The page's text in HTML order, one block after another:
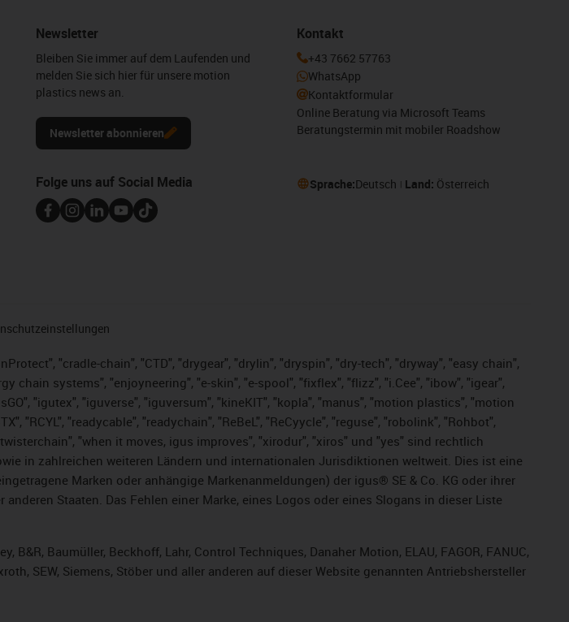
Newsletter
Bleiben Sie immer auf dem Laufenden und
melden Sie sich hier für unsere motion
plastics news an.
Newsletter abonnieren
Kontakt
+43 7662 57763
WhatsApp
Kontaktformular
Online Beratung via Microsoft Teams
Beratungstermin mit mobiler Roadshow
Folge uns auf Social Media Sprache:Deutsch Land: Österreich
"cradle-chain", "CTD", "drygear", "drylin", "dryspin", "dry-tech", "dryway", "easy chain",
chain systems", "enjoyneering", "e-skin", "e-spool", "fixflex", "flizz", "i.Cee", "ibow", "igear",
"igutex", "iguverse", "iguversum", "kineKIT", "kopla", "manus", "motion plastics", "motion
"RCYL", "readycable", "readychain", "ReBeL", "ReCyycle", "reguse", "robolink", "Rohbot",
"when it moves, igus improves", "xirodur", "xiros" und "yes" sind rechtlich
in zahlreichen weiteren Ländern und internationalen Jurisdiktionen weltweit. Dies ist eine
Marken oder anhängige Markenanmeldungen) der igus® SE & Co. KG oder ihrer
Staaten. Das Fehlen einer Marke, eines Logos oder eines Slogans in dieser Liste
Baumüller, Beckhoff, Lahr, Control Techniques, Danaher Motion, ELAU, FAGOR, FANUC,
SEW, Siemens, Stöber und aller anderen auf dieser Website genannten Antriebshersteller